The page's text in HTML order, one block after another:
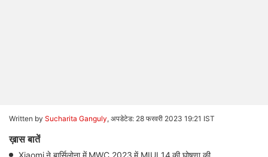
Written by Sucharita Ganguly, अपडेटेड: 28 फरवरी 2023 19:21 IST
ख़ास बातें
Xiaomi ने बार्सिलोना में MWC 2023 में MIUI 14 की घोषणा की